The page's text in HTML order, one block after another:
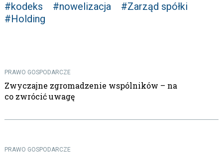
#kodeks #nowelizacja
#Zarząd spółki
#Holding
PRAWO GOSPODARCZE
Zwyczajne zgromadzenie wspólników – na
co zwrócić uwagę
PRAWO GOSPODARCZE